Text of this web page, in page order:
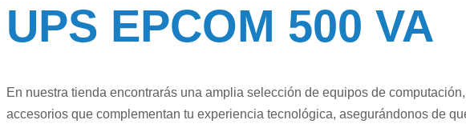
UPS EPCOM 500 VA
En nuestra tienda encontrarás una amplia selección de equipos de
accesorios que complementan tu experiencia tecnológica, asegurándonos de